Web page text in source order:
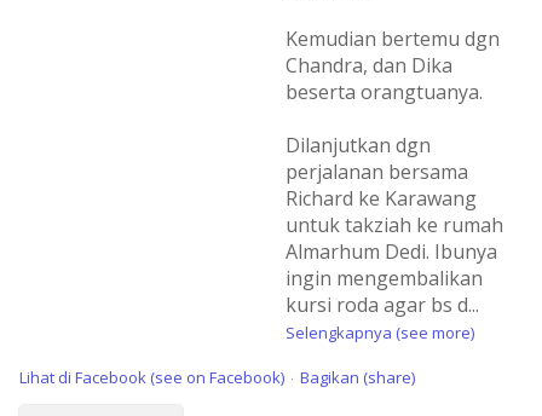
Kemudian bertemu dgn
Chandra, dan Dika
beserta orangtuanya.
Dilanjutkan dgn
perjalanan bersama
Richard ke Karawang
untuk takziah ke rumah
Almarhum Dedi. Ibunya
ingin mengembalikan
kursi roda agar bs d...
Selengkapnya (see more)
Lihat di Facebook (see on Facebook) · Bagikan (share)